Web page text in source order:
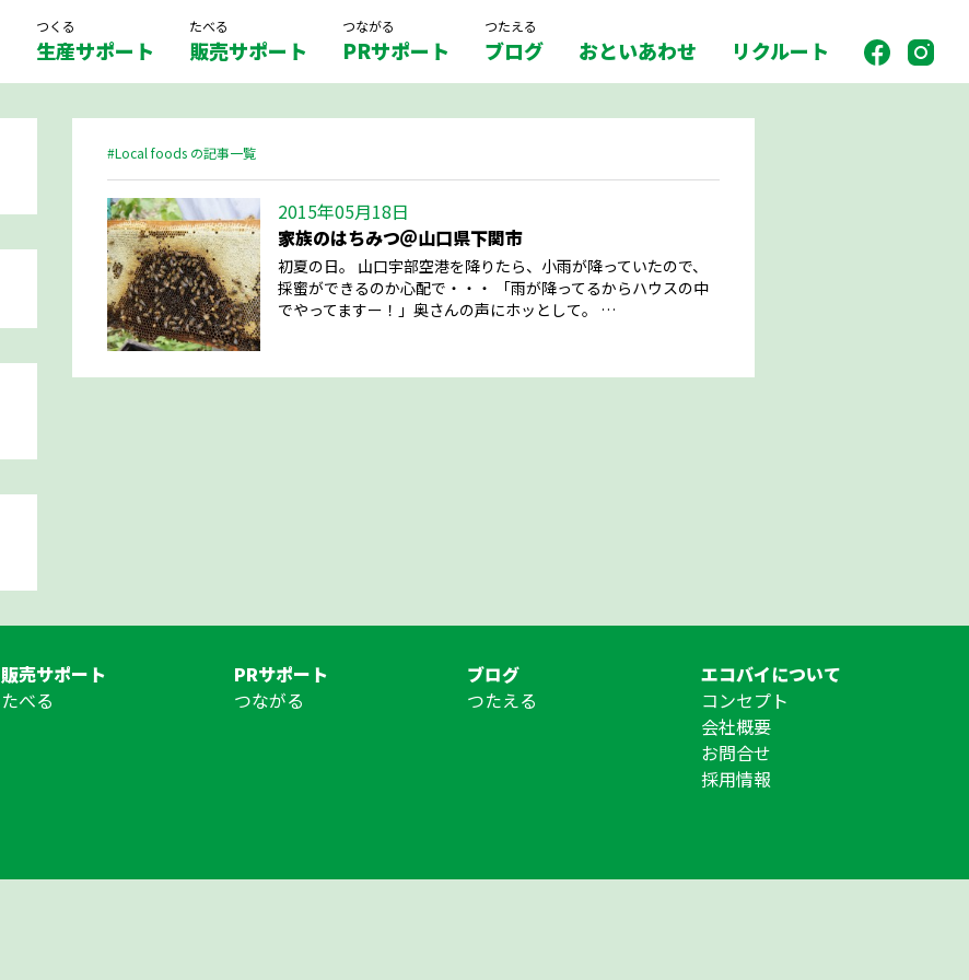
つくる
生産サポート
たべる
販売サポート
つながる
PRサポート
つたえる
ブログ おといあわせ リクルート
#Local foods の記事一覧
2015年05月18日
家族のはちみつ＠山口県下関市
初夏の日。 山口宇部空港を降りたら、小雨が降っていたので、
採蜜ができるのか心配で・・・ 「雨が降ってるからハウスの中
でやってますー！」奥さんの声にホッとして。 …
販売サポート
たべる
PRサポート
つながる
ブログ
つたえる
エコバイについて
コンセプト
会社概要
お問合せ
採用情報